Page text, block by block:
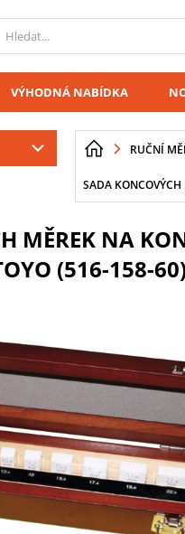
VÝHODNÁ NABÍDKA
RUČNÍ
SADA
MĚREK NA
(516-158-